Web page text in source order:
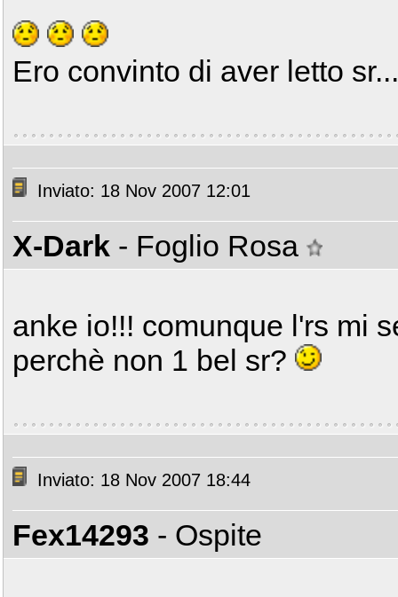
Ero convinto di aver letto
Inviato: 18 Nov 2007 12:01
X-Dark - Foglio Rosa
anke io!!! comunque l'rs mi
perchè non 1 bel sr?
Inviato: 18 Nov 2007 18:44
Fex14293 - Ospite